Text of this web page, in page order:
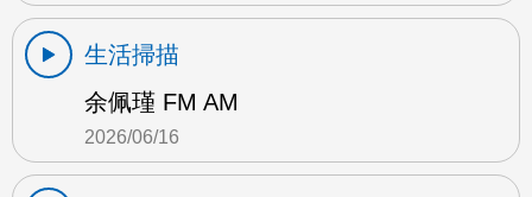
生活掃描
余佩瑾 FM AM
2026/06/16